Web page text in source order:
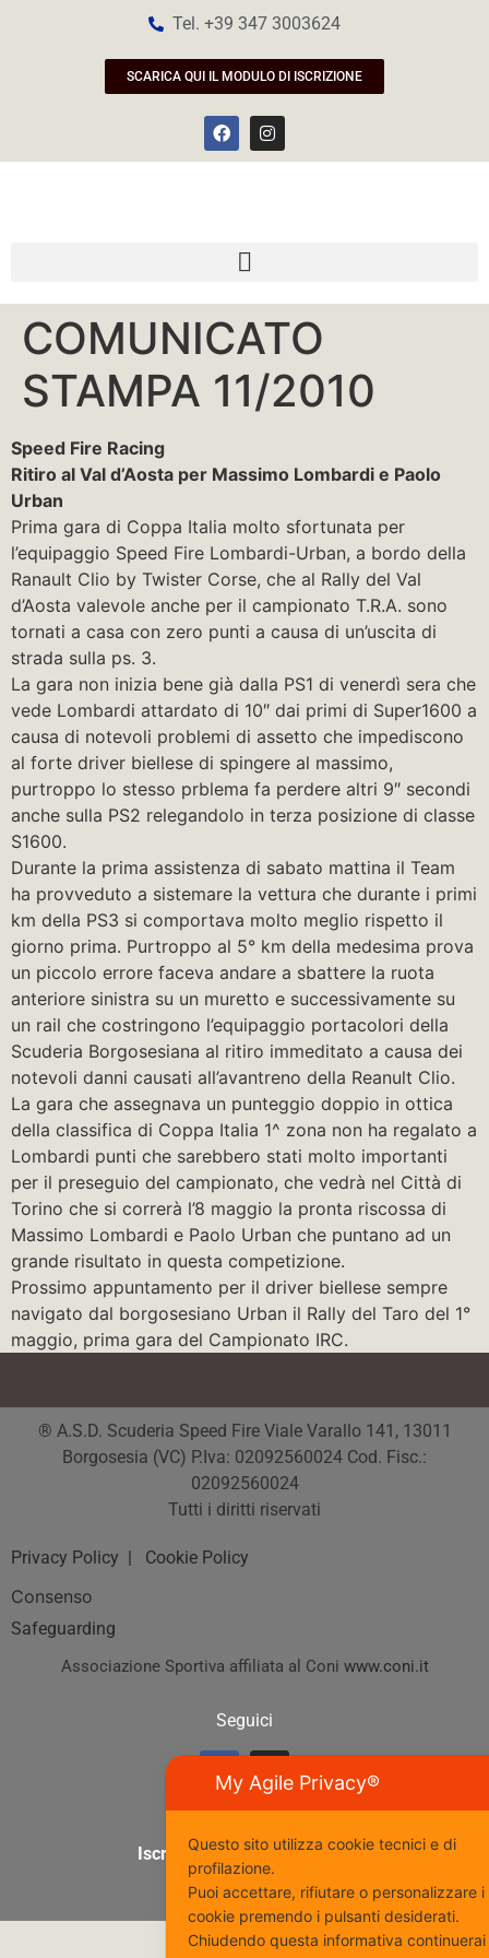
Tel. +39 347 3003624
SCARICA QUI IL MODULO DI ISCRIZIONE
COMUNICATO
STAMPA 11/2010
Speed Fire Racing
Ritiro al Val d’Aosta per Massimo Lombardi e Paolo
Urban
Prima gara di Coppa Italia molto sfortunata per
l’equipaggio Speed Fire Lombardi-Urban, a bordo della
Ranault Clio by Twister Corse, che al Rally del Val
d’Aosta valevole anche per il campionato T.R.A. sono
tornati a casa con zero punti a causa di un’uscita di
strada sulla ps. 3.
La gara non inizia bene già dalla PS1 di venerdì sera che
vede Lombardi attardato di 10″ dai primi di Super1600 a
causa di notevoli problemi di assetto che impediscono
al forte driver biellese di spingere al massimo,
purtroppo lo stesso prblema fa perdere altri 9″ secondi
anche sulla PS2 relegandolo in terza posizione di classe
S1600.
Durante la prima assistenza di sabato mattina il Team
ha provveduto a sistemare la vettura che durante i primi
km della PS3 si comportava molto meglio rispetto il
giorno prima. Purtroppo al 5° km della medesima prova
un piccolo errore faceva andare a sbattere la ruota
anteriore sinistra su un muretto e successivamente su
un rail che costringono l’equipaggio portacolori della
Scuderia Borgosesiana al ritiro immeditato a causa dei
notevoli danni causati all’avantreno della Reanult Clio.
La gara che assegnava un punteggio doppio in ottica
della classifica di Coppa Italia 1^ zona non ha regalato a
Lombardi punti che sarebbero stati molto importanti
per il preseguio del campionato, che vedrà nel Città di
Torino che si correrà l’8 maggio la pronta riscossa di
Massimo Lombardi e Paolo Urban che puntano ad un
grande risultato in questa competizione.
Prossimo appuntamento per il driver biellese sempre
navigato dal borgosesiano Urban il Rally del Taro del 1°
maggio, prima gara del Campionato IRC.
® A.S.D. Scuderia Speed Fire Viale Varallo 141, 13011
Borgosesia (VC) P.Iva: 02092560024 Cod. Fisc.:
02092560024
Tutti i diritti riservati
Privacy Policy | Cookie Policy
Consenso
Safeguarding
Associazione Sportiva affiliata al Coni www.coni.it
Seguici
Iscriviti al nostro gruppo Fb
My Agile Privacy®
Questo sito utilizza cookie tecnici e di
profilazione.
Puoi accettare, rifiutare o personalizzare i
cookie premendo i pulsanti desiderati.
Chiudendo questa informativa continuerai